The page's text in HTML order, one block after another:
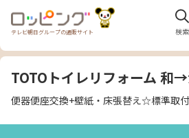
テレビ朝日グループの通販サイト 検索
TOTOトイレリフォーム 和
便器便座交換+壁紙・床張替え☆標準取